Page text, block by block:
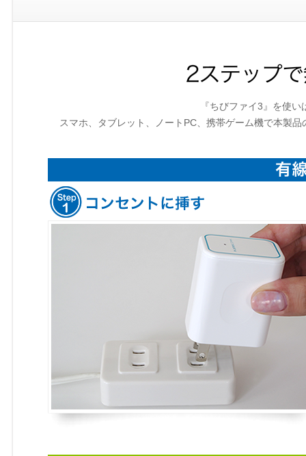
『ちびファイ3』を使
スマホ、タブレット、ノートPC、携帯ゲーム機で本製